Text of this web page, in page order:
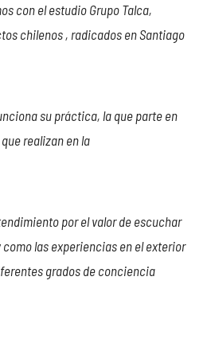
con el estudio Grupo Talca,
chilenos , radicados en Santiago
su práctica, la que parte en
realizan en la
por el valor de escuchar
las experiencias en el exterior
grados de conciencia